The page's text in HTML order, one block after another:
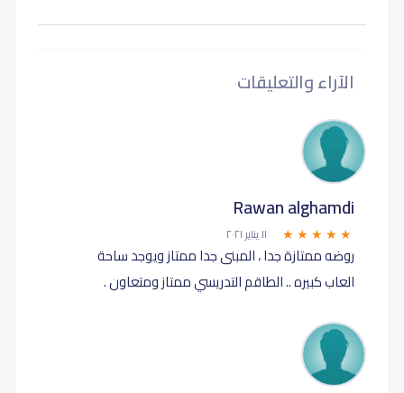
الآراء والتعليقات
Rawan alghamdi
١١ يناير ٢٠٢١
روضه ممتازة جدا ، المبنى جدا ممتاز ويوجد ساحة
العاب كبيره .. الطاقم التدريسي ممتاز ومتعاون .